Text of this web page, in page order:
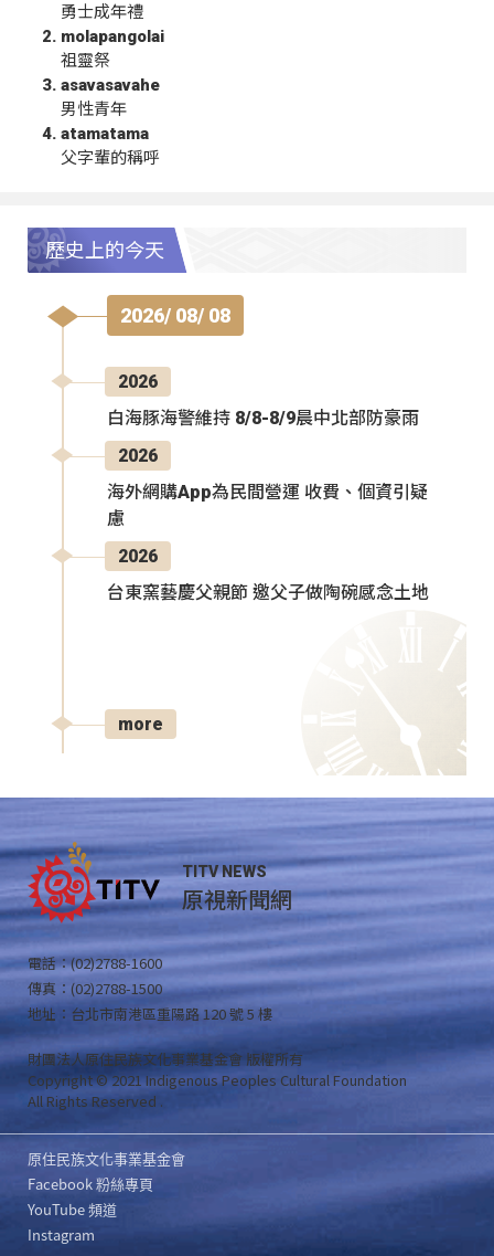
勇士成年禮
molapangolai
祖靈祭
asavasavahe
男性青年
atamatama
父字輩的稱呼
歷史上的今天
2026/ 08/ 08
2026
白海豚海警維持 8/8-8/9晨中北部防豪雨
2026
海外網購App為民間營運 收費、個資引疑
慮
2026
台東窯藝慶父親節 邀父子做陶碗感念土地
more
TITV NEWS
原視新聞網
電話：(02)2788-1600
傳真：(02)2788-1500
地址：台北市南港區重陽路 120 號 5 樓
財團法人原住民族文化事業基金會 版權所有
Copyright © 2021 Indigenous Peoples Cultural Foundation
All Rights Reserved .
原住民族文化事業基金會
Facebook 粉絲專頁
YouTube 頻道
Instagram